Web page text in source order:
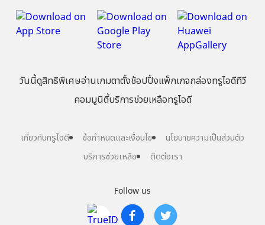
Follow us
วันนี้ดูสิทธิพิเศษอ่านเกมตาตั้งช้อปปิ้งแพ็กเกจกล่องทรูไอดีทีวี
คอมมูนิตี้บริการช่วยเหลือทรูไอดี
เกี่ยวกับทรูไอดี ข้อกำหนดและเงื่อนไข
นโยบายความเป็นส่วนตัว
บริการช่วยเหลือ
ติดต่อเรา